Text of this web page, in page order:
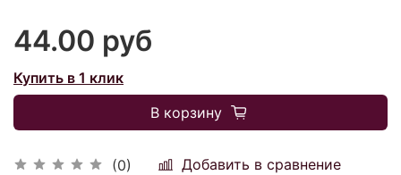
(0) Добавить в сравнение
44.00 руб
Купить в 1 клик
В корзину